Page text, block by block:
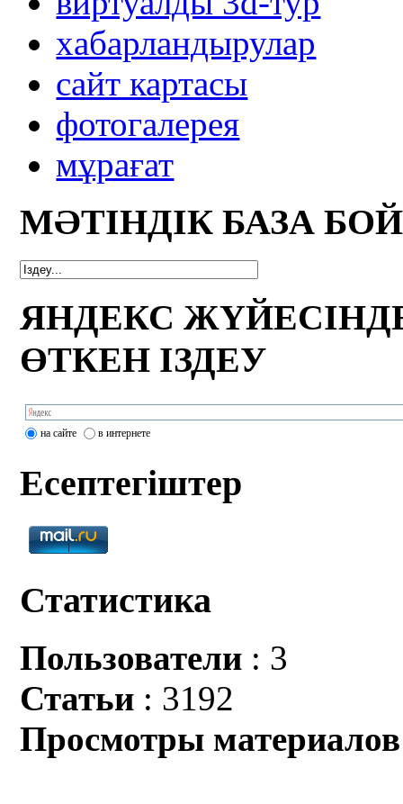
xабарландырулар
сайт картасы
фотогалерея
мұрағат
МӘТІНДІК БАЗА
ЯНДЕКС
ӨТКЕН ІЗДЕУ
на сайте в интернете
Есептегіштер
Статистика
Пользователи : 3
Статьи : 3192
Просмотры материалов